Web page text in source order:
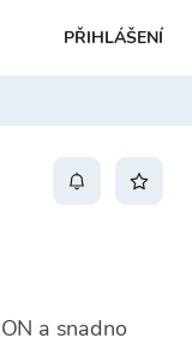
PŘIHLÁŠENÍ
a snadno